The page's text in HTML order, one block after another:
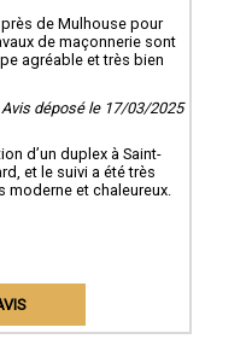
de Mulhouse pour
de maçonnerie sont
agréable et très bien
Avis déposé le 17/03/2025
d’un duplex à Saint-
et le suivi a été très
moderne et chaleureux.